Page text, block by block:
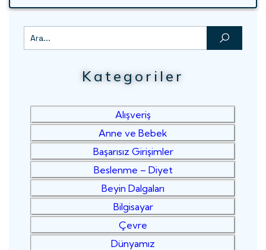
Kategoriler
Alışveriş
Anne ve Bebek
Başarısız Girişimler
Beslenme – Diyet
Beyin Dalgaları
Bilgisayar
Çevre
Dünyamız